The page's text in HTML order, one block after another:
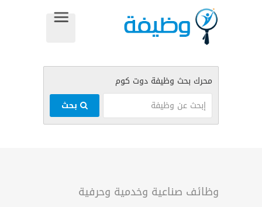
وظائف صناعية وخدمية وحرفية